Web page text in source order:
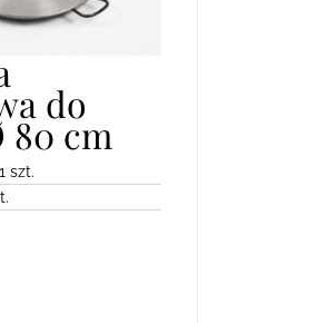
do
80 cm
1 szt.